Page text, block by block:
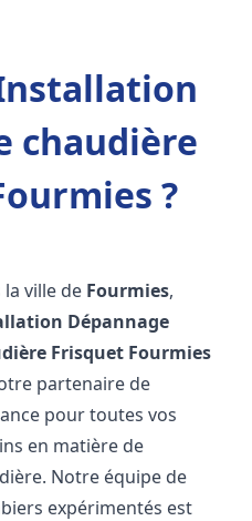
chaudière
?
la ville de Fourmies,
Dépannage
Frisquet Fourmies
partenaire de
pour toutes vos
en matière de
Notre équipe de
expérimentés est